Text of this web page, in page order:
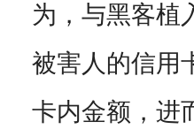
为，与黑客植
被害人的信用
卡内金额，进